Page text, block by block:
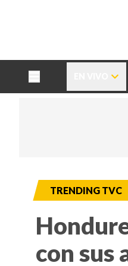
TRENDING TVC
con sus